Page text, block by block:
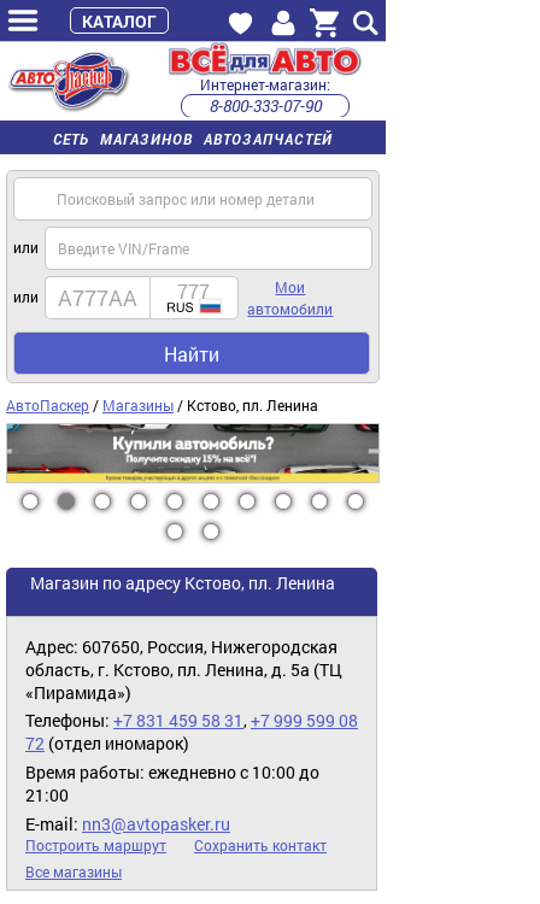
СЕТЬ МАГАЗИНОВ АВТОЗАПЧАСТЕЙ
Интернет-магазин:
8-800-333-07-90
часы работы с 9:00 до 22:00 (пн-пт)
или
или
Мои
автомобили
Найти
АвтоПаскер / Магазины / Кстово, пл. Ленина
1 3 4 5 6 7 8 9
10
11
12
Магазин по адресу Кстово, пл. Ленина
Адрес: 607650, Россия, Нижегородская
область, г. Кстово, пл. Ленина, д. 5а (ТЦ
«Пирамида»)
Телефоны: +7 831 459 58 31,+7 999 599 08
72 (отдел иномарок)
Время работы: ежедневно с 10:00 до
21:00
E-mail: nn3@avtopasker.ru
Построить маршрут
Сохранить контакт
Все магазины
КАТАЛОГ